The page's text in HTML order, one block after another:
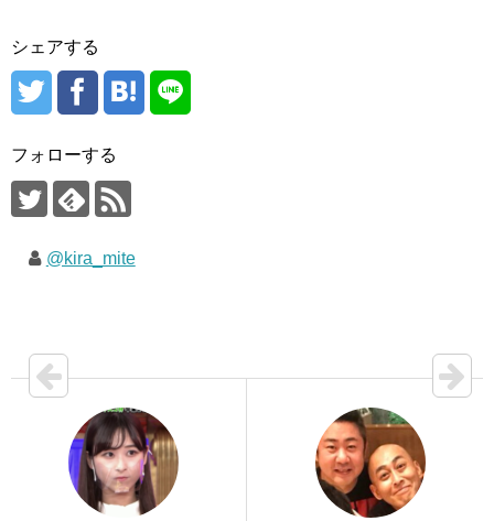
シェアする
フォローする
@kira_mite